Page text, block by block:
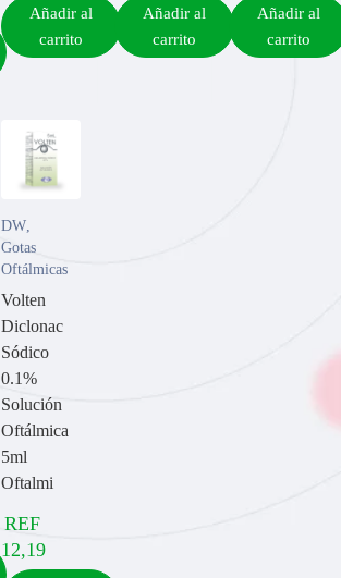
Añadir al
carrito
Añadir al
carrito
Añadir al
carrito
DW,
Gotas
Oftálmicas
Volten
Diclonac
Sódico
0.1%
Solución
Oftálmica
5ml
Oftalmi
REF
12,19